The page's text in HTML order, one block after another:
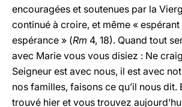
encouragées et soutenues par la
continué à croire, et même «
espérance » (Rm 4, 18). Quand tout
avec Marie vous vous disiez : Ne
Seigneur est avec nous, il est avec
nos familles, faisons ce qu’il nous dit.
trouvé hier et vous trouvez